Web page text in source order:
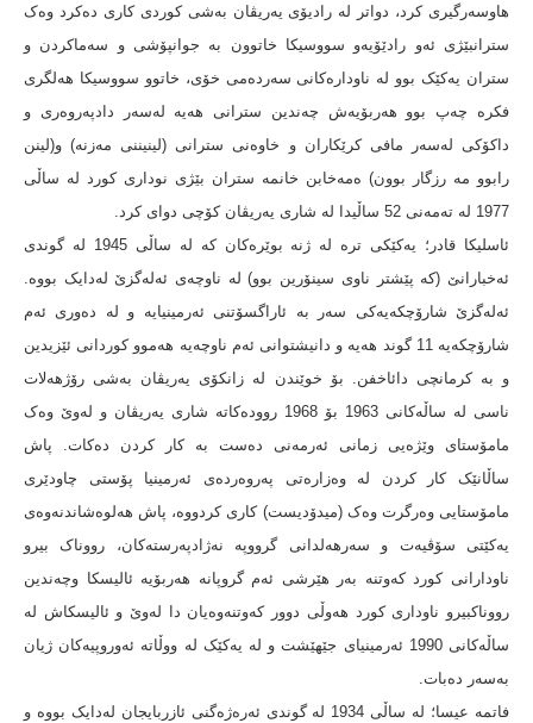
هاوسەرگیری کرد، دواتر لە رادیۆی یەریڤان بەشی کوردی کاری دەکرد وەک
سترانبێژی ئەو رادێۆیەو سووسیکا خاتوون بە جوانپۆشی و سەماکردن و
ستران یەکێک بوو لە ناودارەکانی سەردەمی خۆی، خاتوو سووسیکا هەلگری
فکرە چەپ بوو هەربۆیەش چەندین سترانی هەیە لەسەر دادپەروەری و
داکۆکی لەسەر مافی کرێکاران و خاوەنی سترانی (لینیننی مەزنە) و(لینن
رابوو مە رزگار بوون) ەمەخابن خانمە ستران بێژی نوداری کورد لە ساڵی
1977 لە تەمەنی 52 ساڵیدا لە شاری یەریڤان کۆچی دوای کرد.
ئاسلیکا قادر؛ یەکێکی ترە لە ژنە بوێرەکان کە لە ساڵی 1945 لە گوندی
ئەخبارانێ (کە پێشتر ناوی سینۆرین بوو) لە ناوچەی ئەلەگزێ لەدایک بووە.
ئەلەگزێ شارۆچکەیەکی سەر بە ئاراگسۆتنی ئەرمینیایە و لە دەوری ئەم
شارۆچکەیە 11 گوند هەیە و دانیشتوانی ئەم ناوچەیە هەموو کوردانی ئێزیدین
و بە کرمانچی دائاخفن. بۆ خوێندن لە زانکۆی یەریڤان بەشی رۆژهەلات
ناسی لە ساڵەکانی 1963 بۆ 1968 روودەکاتە شاری یەریڤان و لەوێ وەک
مامۆستای وێژەیی زمانی ئەرمەنی دەست بە کار کردن دەکات. پاش
ساڵانێک کار کردن لە وەزارەتی پەروەردەی ئەرمینیا پۆستی چاودێری
مامۆستایی وەرگرت وەک (میدۆدیست) کاری کردووە، پاش هەلوەشاندنەوەی
یەکێتی سۆڤیەت و سەرهەلدانی گرووپە نەژادپەرستەکان، رووناک بیرو
ناودارانی کورد کەوتنە بەر هێرشی ئەم گروپانە هەربۆیە ئالیسکا وچەندین
رووناکبیرو ناوداری کورد هەوڵی دوور کەوتنەوەیان دا لەوێ و ئالیسکاش لە
ساڵەکانی 1990 ئەرمینیای جێهێشت و لە یەکێک لە ووڵاتە ئەوروپیەکان ژیان
بەسەر دەبات.
فاتمە عیسا؛ لە ساڵی 1934 لە گوندی ئەرەژەگنی ئازربایجان لەدایک بووە و